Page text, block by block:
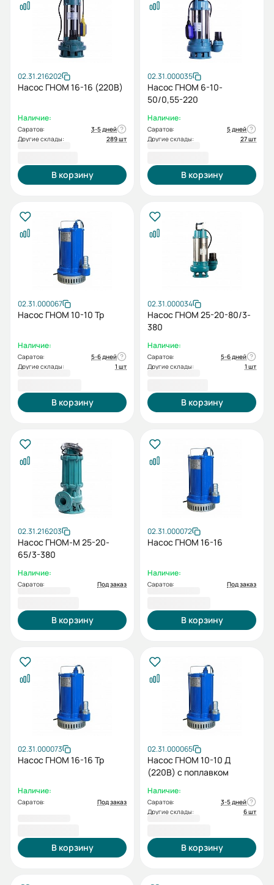
02.31.216202
Насос ГНОМ 16-16 (220В)
Наличие:
Саратов:
3-5 дней
Другие склады:
289 шт
В корзину
02.31.000035
Насос ГНОМ 6-10-
50/0,55-220
Наличие:
Саратов:
5 дней
Другие склады:
27 шт
В корзину
02.31.000067
Насос ГНОМ 10-10 Тр
Наличие:
Саратов:
5-6 дней
Другие склады:
1 шт
В корзину
02.31.000034
Насос ГНОМ 25-20-80/3-
380
Наличие:
Саратов:
5-6 дней
Другие склады:
1 шт
В корзину
02.31.216203
Насос ГНОМ-М 25-20-
65/3-380
Наличие:
Саратов: Под заказ
В корзину
02.31.000072
Насос ГНОМ 16-16
Наличие:
Саратов: Под заказ
В корзину
02.31.000073
Насос ГНОМ 16-16 Тр
Наличие:
Саратов: Под заказ
В корзину
02.31.000065
Насос ГНОМ 10-10 Д
(220В) с поплавком
Наличие:
Саратов:
3-5 дней
Другие склады:
6 шт
В корзину